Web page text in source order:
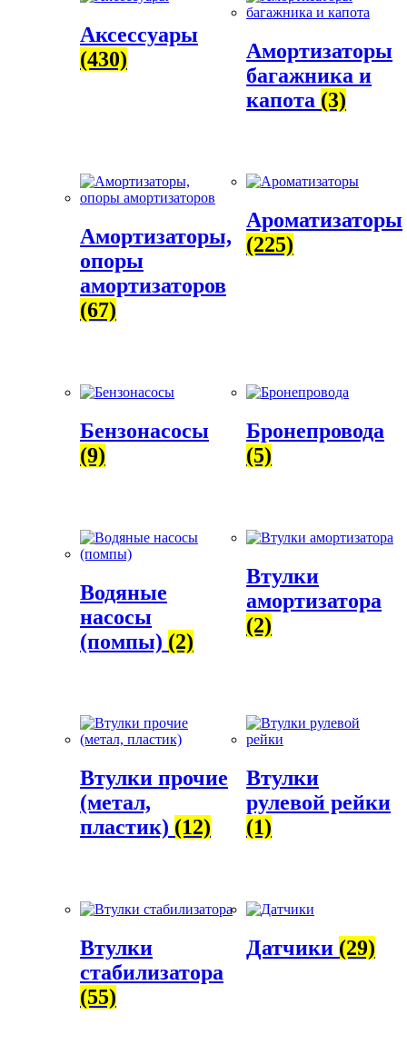
Аксессуары
(430)
Амортизаторы
багажника и
капота (3)
Амортизаторы,
опоры
амортизаторов
(67)
Ароматизаторы
(225)
Бензонасосы
(9)
Бронепровода
(5)
Водяные
насосы
(помпы) (2)
Втулки
амортизатора
(2)
Втулки прочие
(метал,
пластик) (12)
Втулки
рулевой рейки
(1)
Втулки
стабилизатора
(55)
Датчики (29)